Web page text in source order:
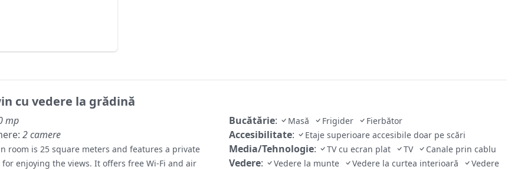
cu vedere la grădină
mp
2 camere
room is 25 square meters and features a private
for enjoying the views. It offers free Wi-Fi and air
Bucătărie: Masă Frigider Fierbător
Accesibilitate: Etaje superioare accesibile doar pe scări
Media/Tehnologie: TV cu ecran plat TV Canale prin cablu
Vedere: Vedere la munte Vedere la curtea interioară
Vedere